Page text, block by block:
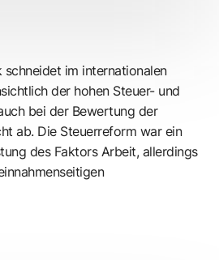
schneidet im internationalen
der hohen Steuer- und
bei der Bewertung der
ab. Die Steuerreform war ein
des Faktors Arbeit, allerdings